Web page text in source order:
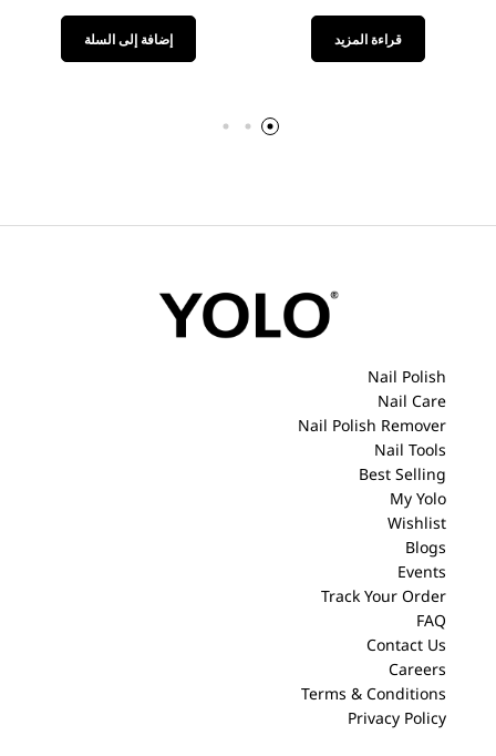
قراءة المزيد إضافة إلى السلة
Nail Polish
Nail Care
Nail Polish Remover
Nail Tools
Best Selling
My Yolo
Wishlist
Blogs
Events
Track Your Order
FAQ
Contact Us
Careers
Terms & Conditions
Privacy Policy